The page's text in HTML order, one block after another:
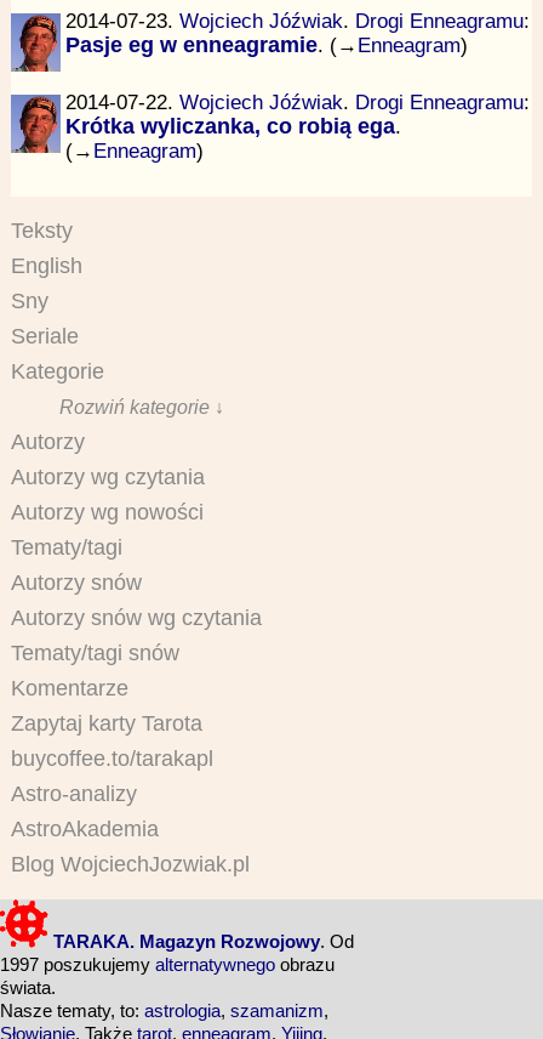
2014-07-23. Wojciech Jóźwiak. Drogi Enneagramu:
Pasje eg w enneagramie. (→ Enneagram)
2014-07-22. Wojciech Jóźwiak. Drogi Enneagramu:
Krótka wyliczanka, co robią ega.
(→ Enneagram)
Teksty
English
Sny
Seriale
Kategorie
Rozwiń kategorie ↓
Autorzy
Autorzy wg czytania
Autorzy wg nowości
Tematy/tagi
Autorzy snów
Autorzy snów wg czytania
Tematy/tagi snów
Komentarze
Zapytaj karty Tarota
buycoffee.to/tarakapl
Astro-analizy
AstroAkademia
Blog WojciechJozwiak.pl
TARAKA. Magazyn Rozwojowy. Od
1997 poszukujemy alternatywnego obrazu
świata.
Nasze tematy, to: astrologia, szamanizm,
Słowianie. Także tarot, enneagram, Yijing,